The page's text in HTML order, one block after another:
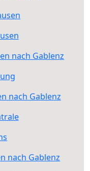
nach Gablenz
nach Gablenz
nach Gablenz